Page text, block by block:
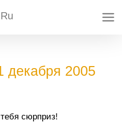
Ru
декабря 2005
сюрприз!